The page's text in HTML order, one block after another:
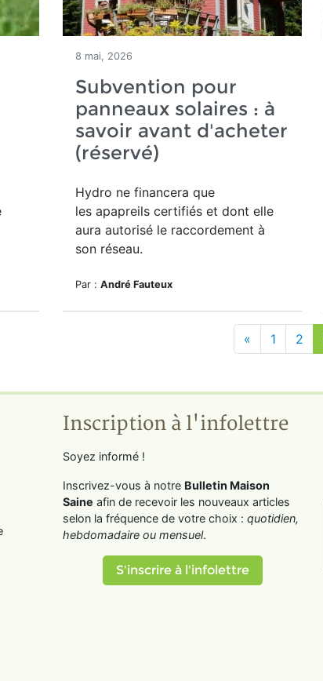
8 mai, 2026
Subvention pour
panneaux solaires : à
savoir avant d'acheter
(réservé)
Hydro ne financera que
les apapreils certifiés et dont elle
aura autorisé le raccordement à
son réseau.
Par : André Fauteux
« 1 2
Inscription à l'infolettre
Soyez informé !
Inscrivez-vous à notre Bulletin Maison
Saine afin de recevoir les nouveaux articles
selon la fréquence de votre choix : quotidien,
hebdomadaire ou mensuel.
S'inscrire à l'infolettre